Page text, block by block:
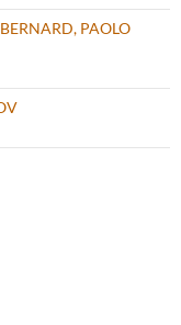
PAOLO